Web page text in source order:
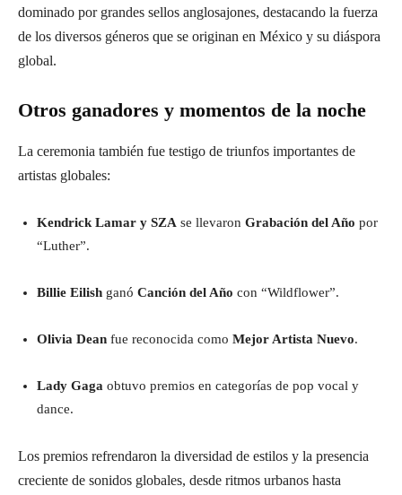
dominado por grandes sellos anglosajones, destacando la fuerza
de los diversos géneros que se originan en México y su diáspora
global.
Otros ganadores y momentos de la noche
La ceremonia también fue testigo de triunfos importantes de
artistas globales:
Kendrick Lamar y SZA se llevaron Grabación del Año por
“Luther”.
Billie Eilish ganó Canción del Año con “Wildflower”.
Olivia Dean fue reconocida como Mejor Artista Nuevo.
Lady Gaga obtuvo premios en categorías de pop vocal y
dance.
Los premios refrendaron la diversidad de estilos y la presencia
creciente de sonidos globales, desde ritmos urbanos hasta